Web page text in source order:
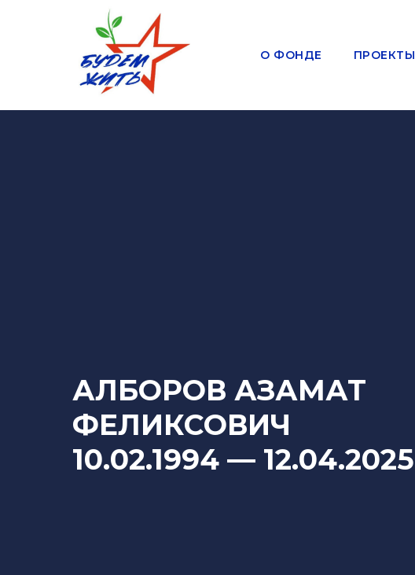
О ФОНДЕ ПРОЕКТЫ
АЛБОРОВ АЗАМАТ
ФЕЛИКСОВИЧ
10.02.1994 — 12.04.2025